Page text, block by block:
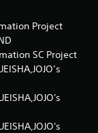
Project
SC Project